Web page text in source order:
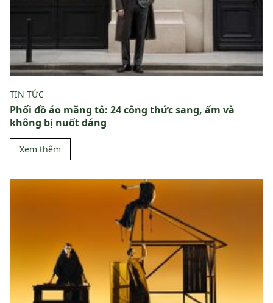
TIN TỨC
Phối đồ áo măng tô: 24 công thức sang, ấm và
không bị nuốt dáng
Xem thêm